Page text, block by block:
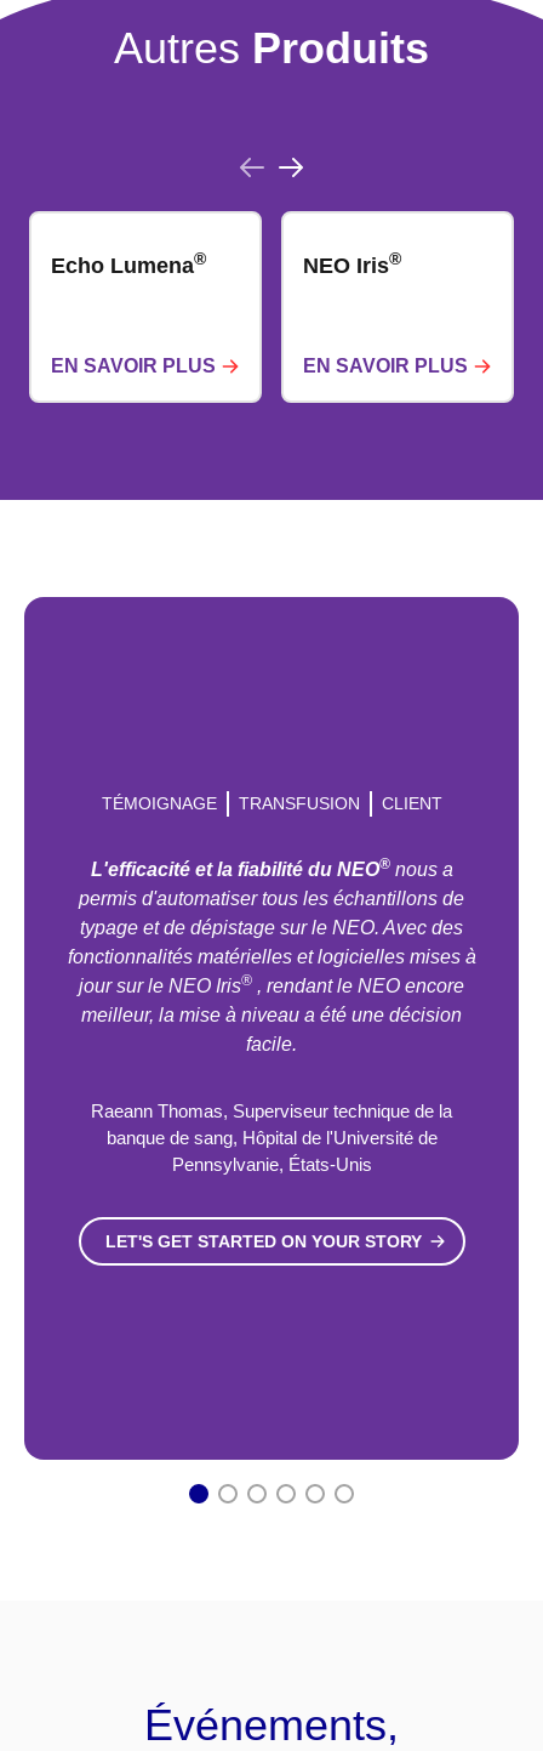
Autres Produits
Echo Lumena®
EN SAVOIR PLUS
NEO Iris®
EN SAVOIR PLUS
TÉMOIGNAGE TRANSFUSION CLIENT
L'efficacité et la fiabilité du NEO®nous a
permis d'automatiser tous les échantillons de
typage et de dépistage sur le NEO. Avec des
fonctionnalités matérielles et logicielles mises à
jour sur le NEO Iris® , rendant le NEO encore
meilleur, la mise à niveau a été une décision
facile.
Raeann Thomas, Superviseur technique de la
banque de sang, Hôpital de l'Université de
Pennsylvanie, États-Unis
LET'S GET STARTED ON YOUR STORY
1 2 3 4 5 6
Événements,